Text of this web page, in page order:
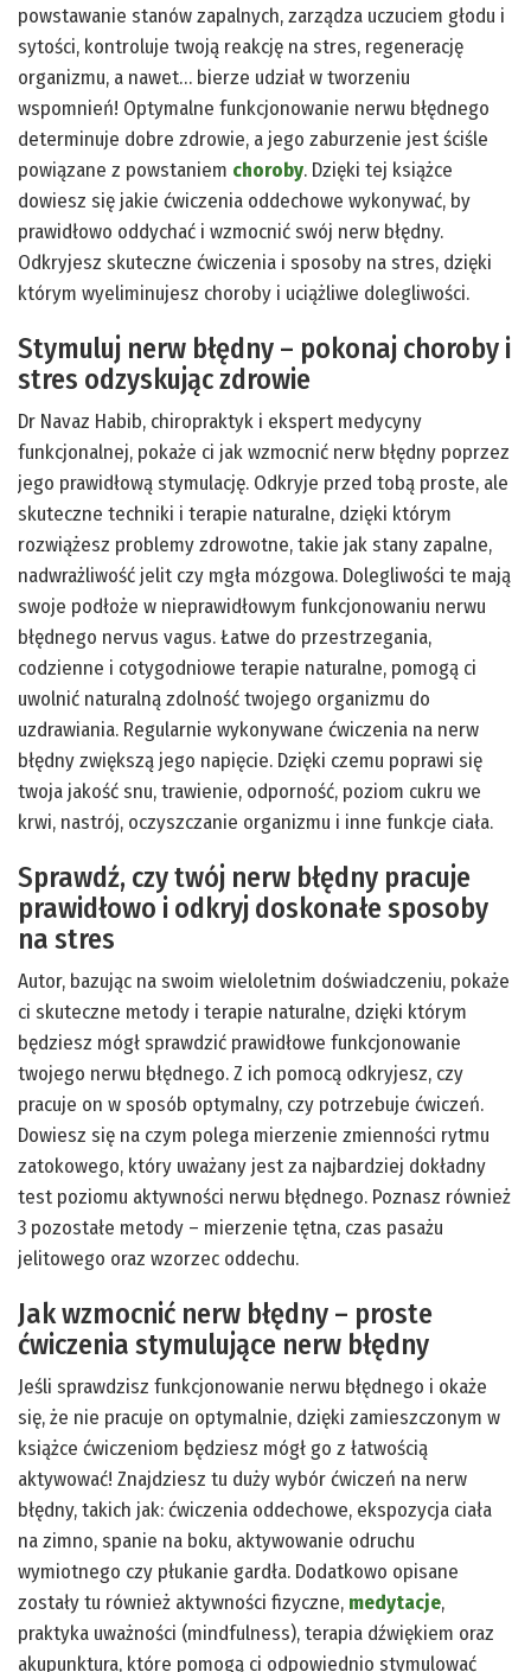
powstawanie stanów zapalnych, zarządza uczuciem głodu i
sytości, kontroluje twoją reakcję na stres, regenerację
organizmu, a nawet… bierze udział w tworzeniu
wspomnień! Optymalne funkcjonowanie nerwu błędnego
determinuje dobre zdrowie, a jego zaburzenie jest ściśle
powiązane z powstaniem choroby. Dzięki tej książce
dowiesz się jakie ćwiczenia oddechowe wykonywać, by
prawidłowo oddychać i wzmocnić swój nerw błędny.
Odkryjesz skuteczne ćwiczenia i sposoby na stres, dzięki
którym wyeliminujesz choroby i uciążliwe dolegliwości.
Stymuluj nerw błędny – pokonaj choroby i
stres odzyskując zdrowie
Dr Navaz Habib, chiropraktyk i ekspert medycyny
funkcjonalnej, pokaże ci jak wzmocnić nerw błędny poprzez
jego prawidłową stymulację. Odkryje przed tobą proste, ale
skuteczne techniki i terapie naturalne, dzięki którym
rozwiążesz problemy zdrowotne, takie jak stany zapalne,
nadwrażliwość jelit czy mgła mózgowa. Dolegliwości te mają
swoje podłoże w nieprawidłowym funkcjonowaniu nerwu
błędnego nervus vagus. Łatwe do przestrzegania,
codzienne i cotygodniowe terapie naturalne, pomogą ci
uwolnić naturalną zdolność twojego organizmu do
uzdrawiania. Regularnie wykonywane ćwiczenia na nerw
błędny zwiększą jego napięcie. Dzięki czemu poprawi się
twoja jakość snu, trawienie, odporność, poziom cukru we
krwi, nastrój, oczyszczanie organizmu i inne funkcje ciała.
Sprawdź, czy twój nerw błędny pracuje
prawidłowo i odkryj doskonałe sposoby
na stres
Autor, bazując na swoim wieloletnim doświadczeniu, pokaże
ci skuteczne metody i terapie naturalne, dzięki którym
będziesz mógł sprawdzić prawidłowe funkcjonowanie
twojego nerwu błędnego. Z ich pomocą odkryjesz, czy
pracuje on w sposób optymalny, czy potrzebuje ćwiczeń.
Dowiesz się na czym polega mierzenie zmienności rytmu
zatokowego, który uważany jest za najbardziej dokładny
test poziomu aktywności nerwu błędnego. Poznasz również
3 pozostałe metody – mierzenie tętna, czas pasażu
jelitowego oraz wzorzec oddechu.
Jak wzmocnić nerw błędny – proste
ćwiczenia stymulujące nerw błędny
Jeśli sprawdzisz funkcjonowanie nerwu błędnego i okaże
się, że nie pracuje on optymalnie, dzięki zamieszczonym w
książce ćwiczeniom będziesz mógł go z łatwością
aktywować! Znajdziesz tu duży wybór ćwiczeń na nerw
błędny, takich jak: ćwiczenia oddechowe, ekspozycja ciała
na zimno, spanie na boku, aktywowanie odruchu
wymiotnego czy płukanie gardła. Dodatkowo opisane
zostały tu również aktywności fizyczne, medytacje,
praktyka uważności (mindfulness), terapia dźwiękiem oraz
akupunktura, które pomogą ci odpowiednio stymulować